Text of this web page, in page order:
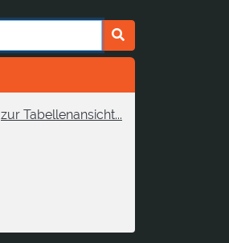
zur Tabellenansicht...